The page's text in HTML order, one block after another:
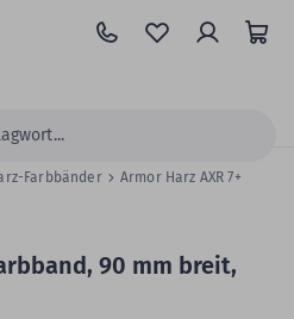
Farbbänder Armor Harz AXR 7+
90 mm breit,